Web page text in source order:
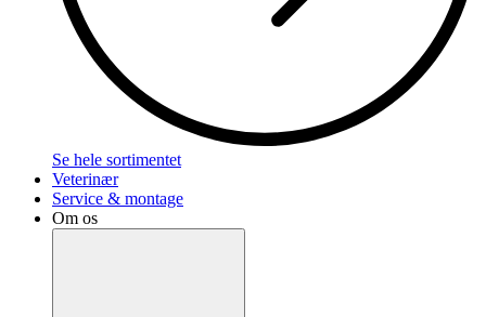
Se hele sortimentet
Veterinær
Service & montage
Om os